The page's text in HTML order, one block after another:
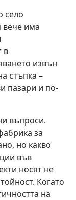
село
вече има
в
извън
стъпка –
пазари и по-
въпроси.
за
но какво
във
носят не
Когато
на